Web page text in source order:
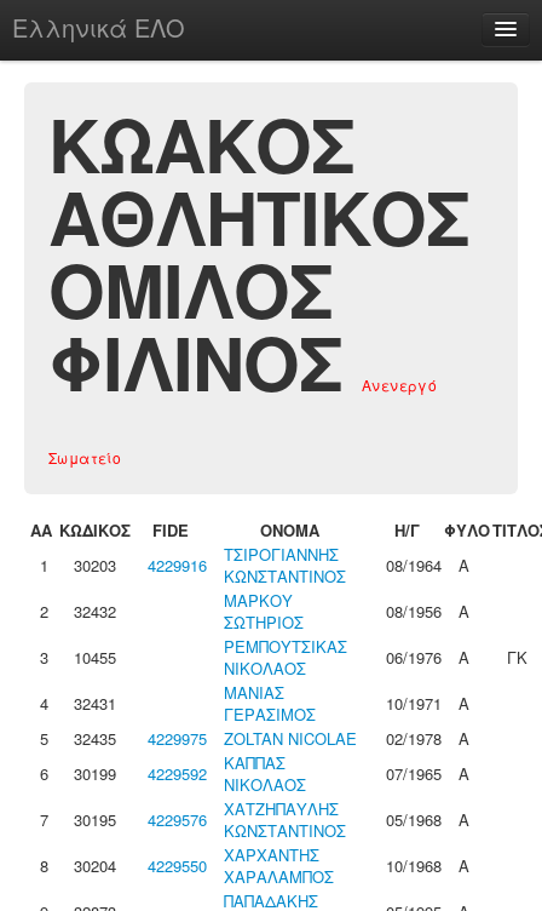
Ελληνικά ΕΛΟ
chesstu.be @ discord
Login
ΚΩΑΚΟΣ
ΑΘΛΗΤΙΚΟΣ
ΟΜΙΛΟΣ
ΦΙΛΙΝΟΣ Ανενεργό
Σωματείο
ΑΑ ΚΩΔΙΚΟΣ FIDE ΟΝΟΜΑ Η/Γ ΦΥΛΟ
1
30203 4229916
ΤΣΙΡΟΓΙΑΝΝΗΣ
ΚΩΝΣΤΑΝΤΙΝΟΣ
08/1964
Α
2
32432
ΜΑΡΚΟΥ
ΣΩΤΗΡΙΟΣ
08/1956
Α
3
10455
ΡΕΜΠΟΥΤΣΙΚΑΣ
ΝΙΚΟΛΑΟΣ
06/1976 Α
ΓΚ
4
32431
ΜΑΝΙΑΣ
ΓΕΡΑΣΙΜΟΣ
10/1971
Α
5
32435 4229975 ZOLTAN NICOLAE 02/1978
Α
6
30199 4229592
ΚΑΠΠΑΣ
ΝΙΚΟΛΑΟΣ
07/1965
Α
7
30195 4229576
ΧΑΤΖΗΠΑΥΛΗΣ
ΚΩΝΣΤΑΝΤΙΝΟΣ
05/1968
Α
8
30204 4229550
ΧΑΡΧΑΝΤΗΣ
ΧΑΡΑΛΑΜΠΟΣ
10/1968
Α
ΠΑΠΑΔΑΚΗΣ